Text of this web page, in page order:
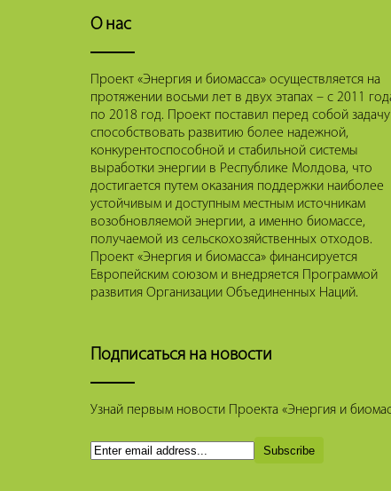
О нас
Проект «Энергия и биомасса» осуществляется на
протяжении восьми лет в двух этапах – с 2011
по 2018 год. Проект поставил перед собой задачу
способствовать развитию более надежной,
конкурентоспособной и стабильной системы
выработки энергии в Республике Молдова, что
достигается путем оказания поддержки наиболее
устойчивым и доступным местным источникам
возобновляемой энергии, а именно биомассе,
получаемой из сельскохозяйственных отходов.
Проект «Энергия и биомасса» финансируется
Европейским союзом и внедряется Программой
развития Организации Объединенных Наций.
Подписаться на новости
Узнай первым новости Проекта «Энергия и